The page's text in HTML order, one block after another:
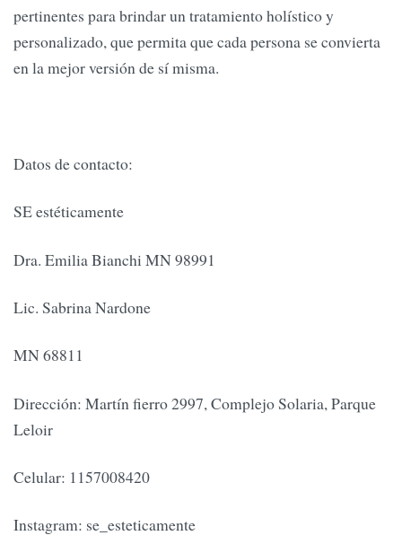
pertinentes para brindar un tratamiento holístico y
personalizado, que permita que cada persona se convierta
en la mejor versión de sí misma.
Datos de contacto:
SE estéticamente
Dra. Emilia Bianchi MN 98991
Lic. Sabrina Nardone
MN 68811
Dirección: Martín fierro 2997, Complejo Solaria, Parque
Leloir
Celular: 1157008420
Instagram: se_esteticamente